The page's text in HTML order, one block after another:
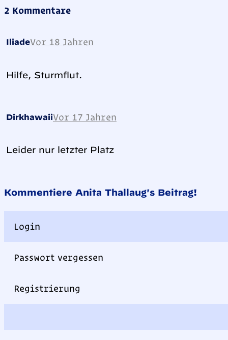
2 Kommentare
IliadeVor 18 Jahren
Hilfe, Sturmflut.
DirkhawaiiVor 17 Jahren
Leider nur letzter Platz
Kommentiere Anita Thallaug's Beitrag!
Login
Passwort vergessen
Registrierung